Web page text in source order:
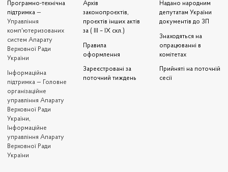
Програмно-технічна
підтримка —
Управління
комп'ютеризованих
систем Апарату
Верховної Ради
України
Iнформаційна
підтримка — Головне
організаційне
управління Апарату
Верховної Ради
України,
Інформаційне
управління Апарату
Верховної Ради
України
Архів
законопроєктів,
проєктів інших актів
за ( III – IX скл.)
Правила
оформлення
Зареєстровані за
поточний тиждень
Надано народним
депутатам України
документів до ЗП
Знаходяться на
опрацюванні в
комітетах
Прийняті на поточній
сесії